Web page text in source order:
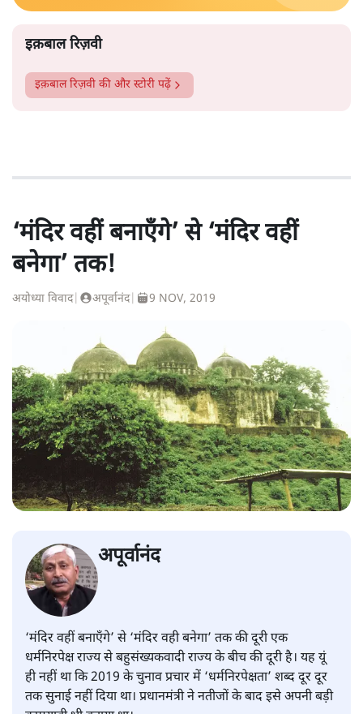
इक़बाल रिज़वी
इक़बाल रिज़वी की और स्टोरी पढ़ें
‘मंदिर वहीं बनाएँगे’ से ‘मंदिर वहीं
बनेगा’ तक!
अयोध्या विवाद| अपूर्वानंद| 9 NOV, 2019
अपूर्वानंद
‘मंदिर वहीं बनाएँगे’ से ‘मंदिर वही बनेगा’ तक की दूरी एक
धर्मनिरपेक्ष राज्य से बहुसंख्यकवादी राज्य के बीच की दूरी है। यह यूं
ही नहीं था कि 2019 के चुनाव प्रचार में ‘धर्मनिरपेक्षता’ शब्द दूर दूर
तक सुनाई नहीं दिया था। प्रधानमंत्री ने नतीजों के बाद इसे अपनी बड़ी